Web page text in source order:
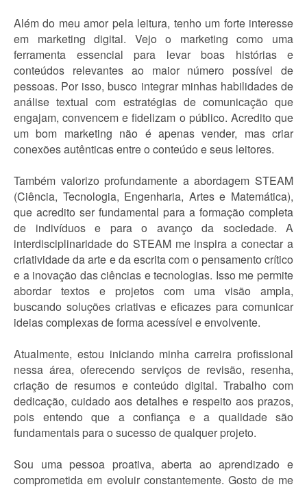
Além do meu amor pela leitura, tenho um forte interesse
em marketing digital. Vejo o marketing como uma
ferramenta essencial para levar boas histórias e
conteúdos relevantes ao maior número possível de
pessoas. Por isso, busco integrar minhas habilidades de
análise textual com estratégias de comunicação que
engajam, convencem e fidelizam o público. Acredito que
um bom marketing não é apenas vender, mas criar
conexões autênticas entre o conteúdo e seus leitores.
Também valorizo profundamente a abordagem STEAM
(Ciência, Tecnologia, Engenharia, Artes e Matemática),
que acredito ser fundamental para a formação completa
de indivíduos e para o avanço da sociedade. A
interdisciplinaridade do STEAM me inspira a conectar a
criatividade da arte e da escrita com o pensamento crítico
e a inovação das ciências e tecnologias. Isso me permite
abordar textos e projetos com uma visão ampla,
buscando soluções criativas e eficazes para comunicar
ideias complexas de forma acessível e envolvente.
Atualmente, estou iniciando minha carreira profissional
nessa área, oferecendo serviços de revisão, resenha,
criação de resumos e conteúdo digital. Trabalho com
dedicação, cuidado aos detalhes e respeito aos prazos,
pois entendo que a confiança e a qualidade são
fundamentais para o sucesso de qualquer projeto.
Sou uma pessoa proativa, aberta ao aprendizado e
comprometida em evoluir constantemente. Gosto de me